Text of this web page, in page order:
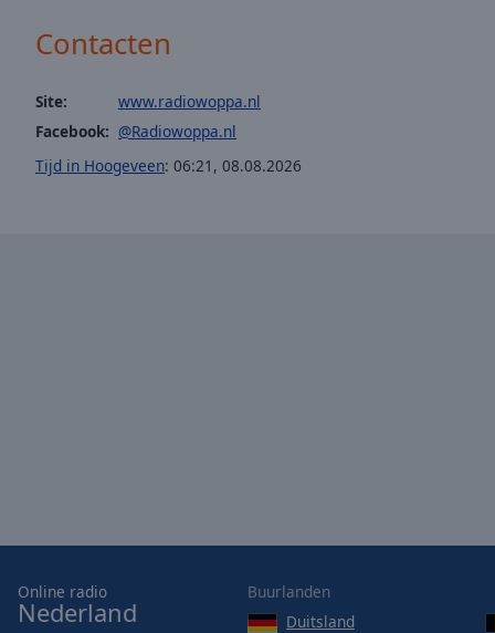
Opacity
Font
Size
Contacten
Site:
www.radiowoppa.nl
Facebook: @Radiowoppa.nl
Tijd in Hoogeveen: 06:21 , 08.08.2026
Online radio
Nederland
Buurlanden
Duitsland